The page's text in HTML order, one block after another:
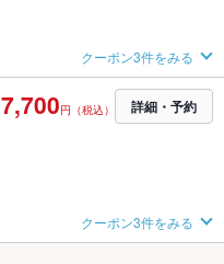
クーポン3件をみる
7,700円（税込） 詳細・予約
クーポン3件をみる